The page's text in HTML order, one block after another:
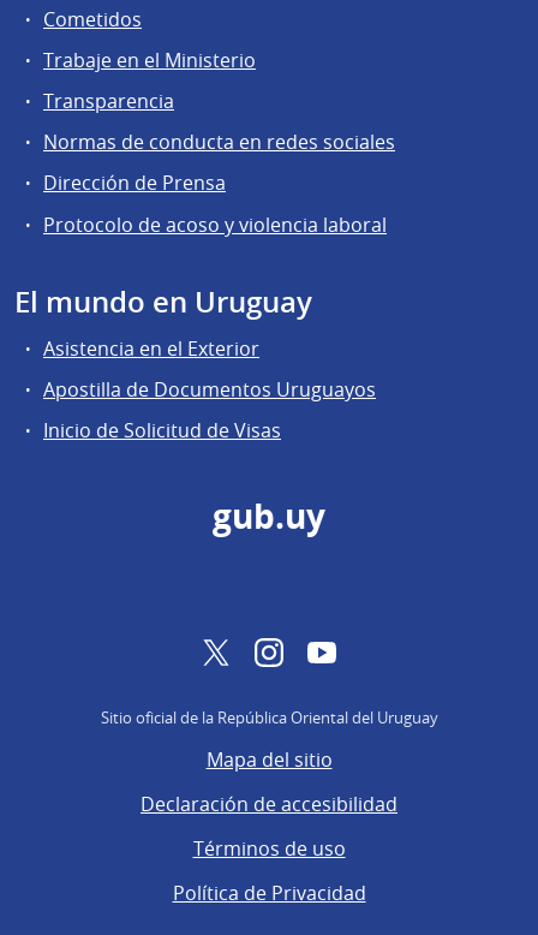
Cometidos
Trabaje en el Ministerio
Transparencia
Normas de conducta en redes sociales
Dirección de Prensa
Protocolo de acoso y violencia laboral
El mundo en Uruguay
Asistencia en el Exterior
Apostilla de Documentos Uruguayos
Inicio de Solicitud de Visas
gub.uy
TwitterInstagramYouTube
Sitio oficial de la República Oriental del Uruguay
Mapa del sitio
Declaración de accesibilidad
Términos de uso
Política de Privacidad